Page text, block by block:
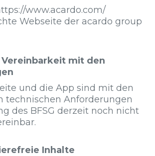
www.acardo.com/
Webseite der acardo group
mit den
und die App sind mit den
technischen Anforderungen
des BFSG derzeit noch nicht
Inhalte